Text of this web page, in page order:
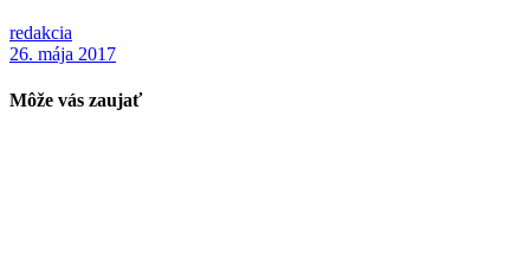
redakcia
26. mája 2017
Môže vás zaujať